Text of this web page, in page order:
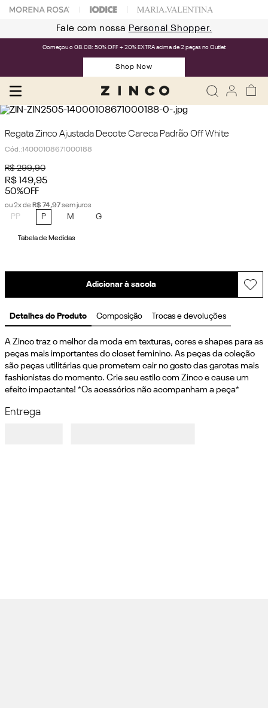
Fale com nossa Personal Shopper.
Começou o 08.08: 50% OFF + 20% EXTRA acima de 2 peças no Outlet
Shop Now
Regata Zinco Ajustada Decote Careca Padrão Off White
Cód.:14000108671000188
R$ 299,90
R$ 149,95
50%OFF
ou2x de R$ 74,97sem juros
PP P M G
Tabela de Medidas
Adicionar à sacola
Detalhes do Produto Composição Trocas e devoluções
A Zinco traz o melhor da moda em texturas, cores e shapes para as
peças mais importantes do closet feminino. As peças da coleção
são peças utilitárias que prometem cair no gosto das garotas mais
fashionistas do momento. Crie seu estilo com Zinco e cause um
efeito impactante! *Os acessórios não acompanham a peça*
Entrega